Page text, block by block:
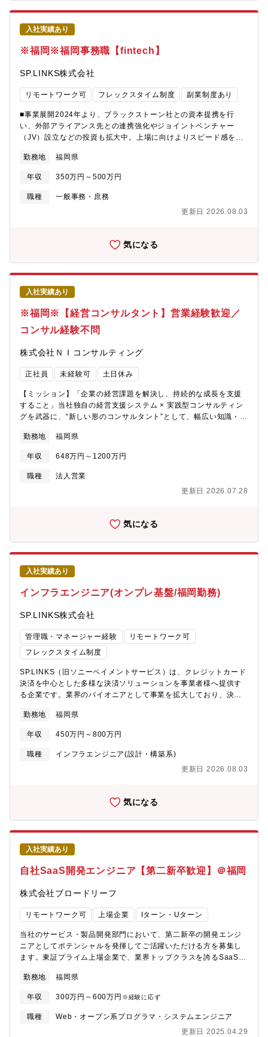
メーカーの枠にとらわれずベンダーフリーに開発・提供していく
基金であるCDPQから700 億円の資金調達◆経済産業省の再エネ
向けスマート充放電サービスの実証実験を開始◆JFEエンジニアリ
市立必由館高等学校へ大型蓄電池設備を導入【組織構成】事業企
AIを活用した業務効率化やサービス導入のアイデアを直接提案で
きます。自分の動かし方次第で会社全体を変革していくお応えを
感じられます。 ●圧倒的な安定基盤上のチャレンジ: 東証上場グル
ープの強固な経営・財務基盤があるからこそ、腰を据えて新しい
技術検証や投資プロジェクトに挑戦可能です。 【ミッションおよ
び業務内容】社内のAI活用・業務効率化（社内AX）にとどまら
ず、『明積』をはじめとする自社プロダクトや自治体・顧客向け
サービスへのAI実装（社外AX）まで見据えた役割を期待していま
す。経営視点・ビジネス視点からAI活用を主導していただきま
す。・AI技術（LLM、生成AIツール、RAG、その他データ解析
等）を活用した社内業務効率化の企画・提案・プロトタイプ開発
・社内へのAI導入に向けた啓発活動、タスクフォースの推進 ・各
と活用方法の検討 ・『明積』等の自社プロダクトや自治体・顧客
よる事業変革（AX）を加速させるための、戦略的リーダー枠とし
ての採用です。■配属部署お持ちの経験や強みに基づいて、組織構
経験年数問わず、結果を出している人には正当に評価をする文化
ンジ精神の高いカルチャーです。 勤続年数が長い社員も多く、安
定基盤の元、腰を据えて長く活躍できる環境が整っています。■こ
の仕事で得られるもの・AI推進のパイオニアとして、社内の仕組
みづくりを0から主導する経験 ・単なる実装エンジニアに留まら
ず、上流の企画・提案から周囲を巻き込む推進力・新しい技術に
対する投資やアイデアがサービス・実務に反映される喜び
入社実績あり
※福岡※福岡事務職【fintech】
SP.LINKS株式会社
リモートワーク可 フレックスタイム制度 副業制度あり
■事業展開2024年より、ブラックストーン社との資本提携を行
い、外部アライアンス先との連携強化やジョイントベンチャー
（JV）設立などの投資も拡大中。上場に向けよりスピード感をも
みを超え、これまでにない新しい価値をともに創り上げていく存
在へと成長する、その強い意志を示すため2025年10月には社名を
ソニーペイメントサービスからSP.LINKSへ変更することといたし
ました。■募集背景チームメンバーの担当ポジション変更、および
業務セキュリティールーム内でカード番号をはじめとする個人情
申請・登録する作業を行います。■クレジットカード決済の不正取
引に関する照会・問い合わせ対応（専用システムでの検索、
Excel・Access・Kintoneでのデータ入力・修正・保存）→対応に
ついては、上長のダブルチェックが入るため安心です！■加盟店
様・カード会社様への電話・メール対応（主に法人対応）■新規加
盟店からのお申込み受付・登録業務■東京本社や営業担当との連
携・調整■マクロ、RPA、システム化による業務改善・BPR提案★
業務については、電話対応1割、事務作業9割です。★電話対応
は、加盟店様、カード会社対応がメイン。★一部電話対応のない
の申請、各種登録を行う業務』本業務は東京オフィスから福岡オ
フィスへ業務移管を行い、新たに立ち上げる業務となります。立
ち上げメンバーとして、主体的に業務を推進し、リーダーシップ
ンラインで連携しながら業務を進めるため、円滑なコミュニケー
ションが取れる方を歓迎します。■期待役割インシデントを起こさ
ずルーティン業務へ対応いただくことを土台とし、将来的には業
務改善に取り組み、効率化を図る本ポジションのチームをリード
善が求められています。個人情報を取り扱うセキュアな環境を損
社内外とコミュニケーションを取りながらプロジェクトを進めて
いくことは自身の成長につながります。IPOプロセスを経験するこ
はチームリーダーとして各種業務改善の責任者としてプロジェク
ションがとりやすい環境です。
勤務地 福岡県
年収 350万円～500万円
職種
一般事務・庶務
更新日 2026.08.03
気になる
入社実績あり
※福岡※【経営コンサルタント】営業経験歓迎／
コンサル経験不問
株式会社ＮＩコンサルティング
正社員 未経験可 土日休み
【ミッション】「企業の経営課題を解決し、持続的な成長を支援
すること」当社独自の経営支援システム × 実践型コンサルティン
グを武器に、“新しい形のコンサルタント”として、幅広い知識・ス
コンサル未経験やる気・興味・ポテンシャルがあれば、ゼロから
挑戦できる環境です。【募集背景】事業拡大および組織体制強化
に伴い、全国で8～10名規模の増員採用を行います。近年、DX推
進や経営改革ニーズの高まりを背景に、当社独自の経営支援シス
の深耕・支援体制強化のため、未経験者も含め積極的採用してお
る」研修体制を整えています。入社後1～3ヶ月：OJT＋座学研修
で基礎を習得段階的に担当領域を拡大し、無理なくスキルアップ
※コンサルタントとしての一人立ち目安：2～3年※全工程を一気
通貫で担えるレベル：5年程度※未経験からでも、着実にプロフェ
ッショナルを目指せます。※未経験者も安心して成長できる体制
です。※・コンサルタントとして一人立ちするまでの目安は2～3
年、全工程を一気通貫で担うには5年程度を想定しています。【入
社後まずお任せしたい業務】まずは、自社のコンサルティングパ
ッケージの提案営業からスタート。サービス理解を深めながら、
コンサルタントとしての土台を築いていただきます。【業務内
容】経営コンサルティングサービスの提案営業～導入・定着支援
までを担当します。■プレ・コンサルティングクライアントの現状
ヒアリング課題抽出・整理経営支援パッケージを活用した解決策
の提案■ コンサルティング契約後の導入支援教育研修・システム
活用サポート継続的な経営改善フォロー■ パートナー深耕SIer・
OA機器メーカー等への企画提案勉強会の企画・実施販路拡大・関
企業規模を問わず幅広く支援します【キャリアパス】実力次第
ティングを中心に提案・導入支援を担当 OJTや先輩のサポート
自立して担当 経営パートナーとして信頼を獲得 チームリーダ
ー・課長など管理職への昇進も可能■スキルアップ支援中小企業診
門性を極めるスペシャリスト※志向に応じたキャリア選択が可能
テムとコンサルティングの融合で、1万社超の支援実績・経営者層
648～1200万円、実績・役割に応じた報酬決定ミーティングあ
リア形成を後押しでき、高いスキルを身に着けられます【福利厚
生】・中小企業診断士資格取得支援（合格祝い金100万円、受講費
補助）、従業員持株会（会社拠出50％上乗せ）、独立支援制度、
家族手当、退職金制度（勤続20年以上）、動画学習アカデミー等
勤務地 福岡県
年収 648万円～1200万円
職種
法人営業
更新日 2026.07.28
気になる
入社実績あり
インフラエンジニア(オンプレ基盤/福岡勤務)
SP.LINKS株式会社
管理職・マネージャー経験
リモートワーク可
フレックスタイム制度
SP.LINKS（旧ソニーペイメントサービス）は、クレジットカード
決済を中心とした多様な決済ソリューションを事業者様へ提供す
る企業です。業界のパイオニアとして事業を拡大しており、決済
うという、業界でも希少なビジネスモデルを保有しています。こ
れにより、高い安定性と付加価値を兼ね備えたサービス提供を実
現しています。EC市場の継続成長、キャッシュレス化、生活様式
の変化により、EC事業者様にとって課金・決済の重要性は年々高
グラウンドを持つ人材を歓迎しています。■事業展開2024年よ
先との連携強化やジョイントベンチャー（JV）設立などの投資も
拡大中。上場に向けよりスピード感をもってビジネス拡大を進め
ています。「決済代行会社」という枠組みを超え、これまでにな
い新しい価値をともに創り上げていく存在へと成長する、その強
い意志を示すため2025年10月には社名を変更することといたしま
した。■業務内容自社決済サービス「e-SCOTT」 などの土台とな
るオンプレインフラ基盤の企画・設計構築から運用まで幅広くご
担当いただきます。クレジットカード決済やQRコード決済など多
様なオンライン処理を担う、取扱高2.3兆円規模の大規模決済サー
ビスの高速処理かつ高可用性が求められるシステム構築・運用を
お任せいたします。・オンプレシステムのサーバ構成検討～構
築・運用保守（今後クラウドシフトの可能性あり）・社内ネット
ワークの全体設計・構築・保守・キャパシティ管理、モニタリン
グ、パフォーマンス改善、セキュリティ導入・営業・企画・開発
部門からの変更要求への対応・計画的なメンテナンス業務（深夜
ジェクトを推進いただきます。※案件により、手を動かして構築
Group（グループマネージャー以下12名）30～40代の中途入社の
メンバーが多く在籍しており、馴染みやすい環境です。※今回の
勤務地 福岡県
年収 450万円～800万円
職種
インフラエンジニア(設計・構築系)
更新日 2026.08.03
気になる
入社実績あり
自社SaaS開発エンジニア【第二新卒歓迎】＠福岡
株式会社ブロードリーフ
リモートワーク可 上場企業 Iターン・Uターン
当社のサービス・製品開発部門において、第二新卒の開発エンジ
ニアとしてポテンシャルを発揮してご活躍いただける方を募集し
ます。東証プライム上場企業で、業界トップクラスを誇るSaaSの
ダー・プロジェクトマネージャー、先端技術領域でのITスペシャ
リストを目指してみませんか？※勤務地によって業務内容や給与
等の待遇が変わることはありません、福岡へのUターン・Iターン
も歓迎です【主な業務内容】■弊社SaaS製品のサービス開発業務
勤務地 福岡県
年収 300万円～600万円 ※経験に応ず
職種
Web・オープン系プログラマ・システムエンジニア
更新日 2025.04.29